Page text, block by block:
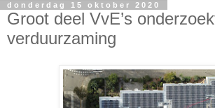
donderdag 15 oktober 2020
Groot deel VvE’s
verduurzaming